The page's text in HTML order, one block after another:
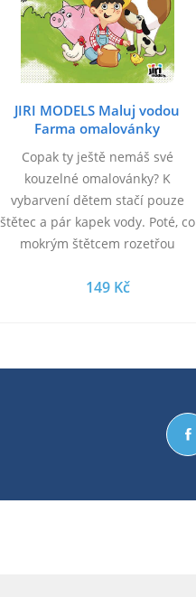
JIRI MODELS Maluj vodou
Farma omalovánky
Copak ty ještě nemáš své
kouzelné omalovánky? K
vybarvení dětem stačí pouze
štětec a pár kapek vody. Poté, co
mokrým štětcem rozetřou
barevné ilustrace! Zvířátka z …
149 Kč